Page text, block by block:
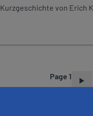
Kurzgeschichte von Erich
Page 1